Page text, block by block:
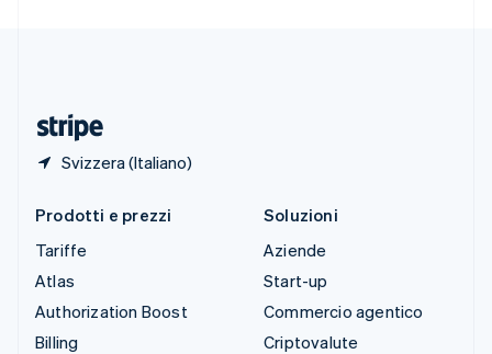
Svizzera (Italiano)
Prodotti e prezzi
Tariffe
Atlas
Authorization Boost
Billing
Soluzioni
Aziende
Start-up
Commercio agentico
Criptovalute